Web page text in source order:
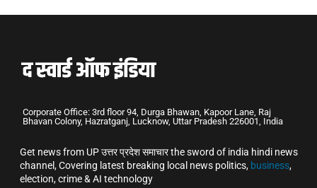
Corporate Office: 3rd floor 94, Durga Bhawan, Kapoor Lane, Raj
Bhavan Colony, Hazratganj, Lucknow, Uttar Pradesh 226001, India
Get news from UP उत्तर प्रदेश समाचार the sword of india hindi news
channel, Covering latest breaking local news politics, business,
election, crime & AI technology